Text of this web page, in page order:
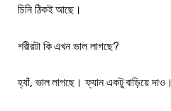
চিনি ঠিকই আছে।
শরীরটা কি এখন ভাল লাগছে?
হ্যাঁ, ভাল লাগছে। ফ্যান একটু বাড়িয়ে দাও।